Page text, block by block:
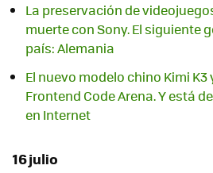
La preservación de
muerte con Sony. El siguiente
país: Alemania
El nuevo modelo chino Kimi
Frontend Code Arena. Y está
en Internet
16 julio